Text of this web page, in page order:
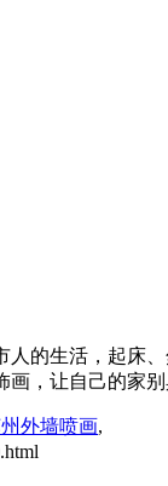
生活，起床、
，让自己的家
外墙喷画,